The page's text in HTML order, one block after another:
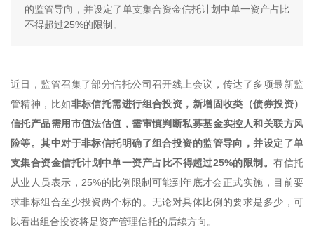
的监管导向，并设定了单支集合资金信托计划中单一资产占比
不得超过25%的限制。
近日，监管召集了部分信托公司召开线上会议，传达了多项最新监
管精神，比如非标信托需进行组合投资，新增固收类（债券投资）
信托产品需用市值法估值，需审慎判断私募基金实控人和关联方风
险等。其中对于非标信托明确了组合投资的监管导向，并设定了单
支集合资金信托计划中单一资产占比不得超过25%的限制。有信托
从业人员表示，25%的比例限制可能到年底才会正式实施，目前要
求非标组合至少投资两个标的。无论对具体比例的要求是多少，可
以看出组合投资将是资产管理信托的后续方向。